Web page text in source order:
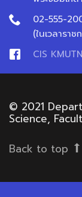
02-555-
(ในเวลาราช
CIS
© 2021
Science,
Back to top